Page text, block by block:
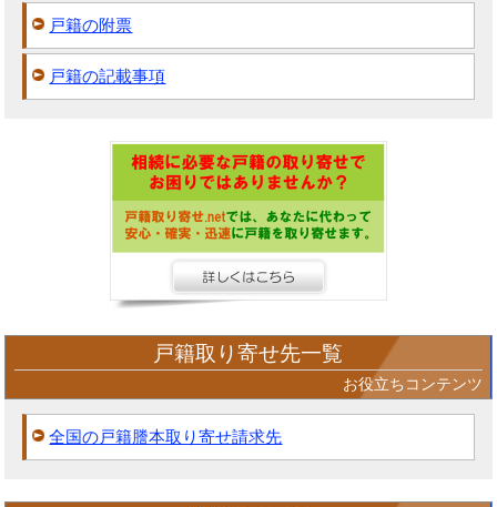
戸籍の附票
戸籍の記載事項
戸籍取り寄せ先一覧
お役立ちコンテンツ
全国の戸籍謄本取り寄せ請求先